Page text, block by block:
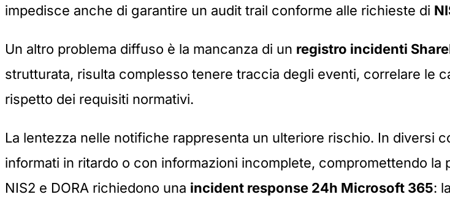
impedisce anche di garantire un audit trail conforme alle richieste di
Un altro problema diffuso è la mancanza di un registro incidenti
strutturata, risulta complesso tenere traccia degli eventi, correlare le
rispetto dei requisiti normativi.
La lentezza nelle notifiche rappresenta un ulteriore rischio. In diversi
informati in ritardo o con informazioni incomplete, compromettendo
NIS2 e DORA richiedono una incident response 24h Microsoft 365: